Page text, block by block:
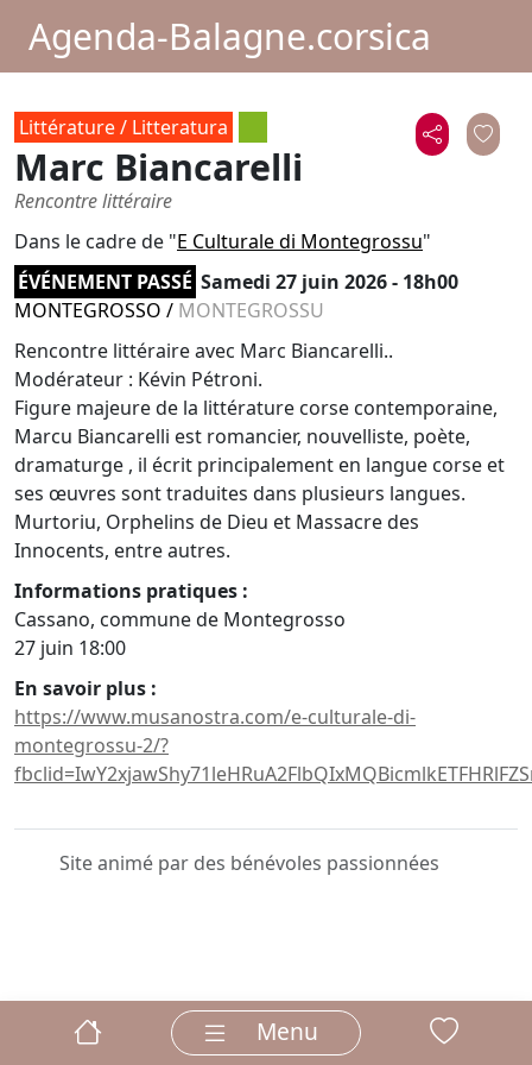
Agenda-Balagne.corsica
Littérature / Litteratura
Marc Biancarelli
Rencontre littéraire
Dans le cadre de "E Culturale di Montegrossu"
ÉVÉNEMENT PASSÉ Samedi 27 juin 2026 - 18h00
MONTEGROSSO / MONTEGROSSU
Rencontre littéraire avec Marc Biancarelli..
Modérateur : Kévin Pétroni.
Figure majeure de la littérature corse contemporaine,
Marcu Biancarelli est romancier, nouvelliste, poète,
dramaturge , il écrit principalement en langue corse et
ses œuvres sont traduites dans plusieurs langues.
Murtoriu, Orphelins de Dieu et Massacre des
Innocents, entre autres.
Informations pratiques :
Cassano, commune de Montegrosso
27 juin 18:00
En savoir plus :
https://www.musanostra.com/e-culturale-di-
montegrossu-2/?
Site animé par des bénévoles passionnées
Menu